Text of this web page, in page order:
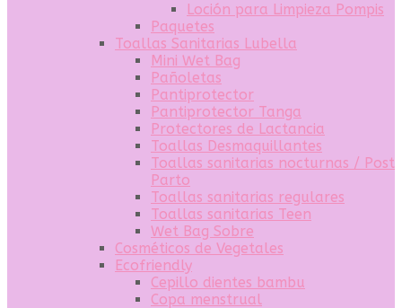
Loción para Limpieza Pompis
Paquetes
Toallas Sanitarias Lubella
Mini Wet Bag
Pañoletas
Pantiprotector
Pantiprotector Tanga
Protectores de Lactancia
Toallas Desmaquillantes
Toallas sanitarias nocturnas / Post
Parto
Toallas sanitarias regulares
Toallas sanitarias Teen
Wet Bag Sobre
Cosméticos de Vegetales
Ecofriendly
Cepillo dientes bambu
Copa menstrual